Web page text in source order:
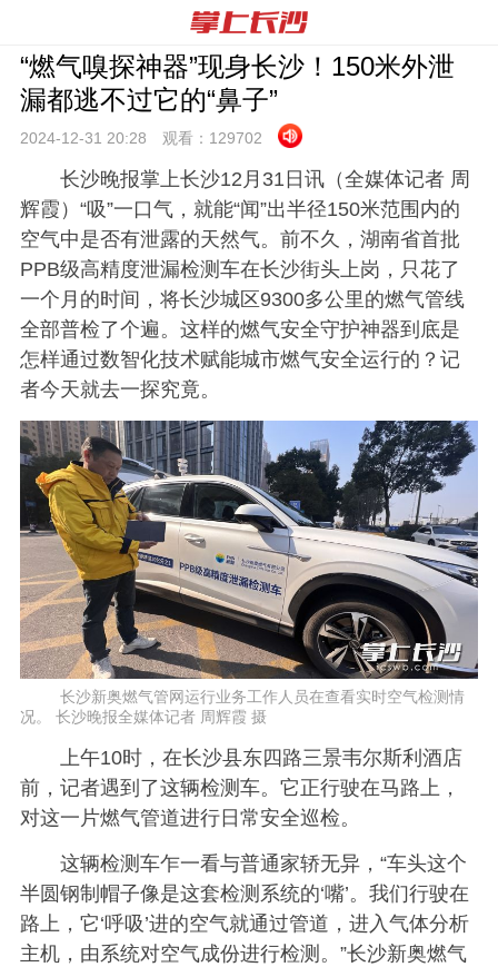
“燃气嗅探神器”现身长沙！150米外泄
漏都逃不过它的“鼻子”
2024-12-31 20:28 观看： 129702
长沙晚报掌上长沙12月31日讯（全媒体记者 周
辉霞）“吸”一口气，就能“闻”出半径150米范围内的
空气中是否有泄露的天然气。前不久，湖南省首批
PPB级高精度泄漏检测车在长沙街头上岗，只花了
一个月的时间，将长沙城区9300多公里的燃气管线
全部普检了个遍。这样的燃气安全守护神器到底是
怎样通过数智化技术赋能城市燃气安全运行的？记
者今天就去一探究竟。
长沙新奥燃气管网运行业务工作人员在查看实时空气检测情
况。 长沙晚报全媒体记者 周辉霞 摄
上午10时，在长沙县东四路三景韦尔斯利酒店
前，记者遇到了这辆检测车。它正行驶在马路上，
对这一片燃气管道进行日常安全巡检。
这辆检测车乍一看与普通家轿无异，“车头这个
半圆钢制帽子像是这套检测系统的‘嘴’。我们行驶在
路上，它‘呼吸’进的空气就通过管道，进入气体分析
主机，由系统对空气成份进行检测。”长沙新奥燃气